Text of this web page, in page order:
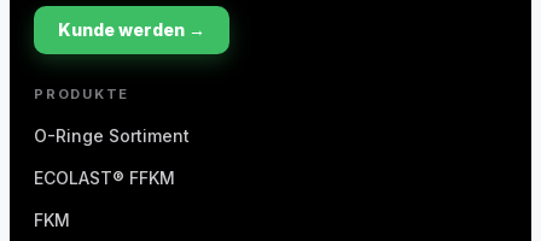
Kunde werden →
PRODUKTE
O-Ringe Sortiment
ECOLAST® FFKM
FKM